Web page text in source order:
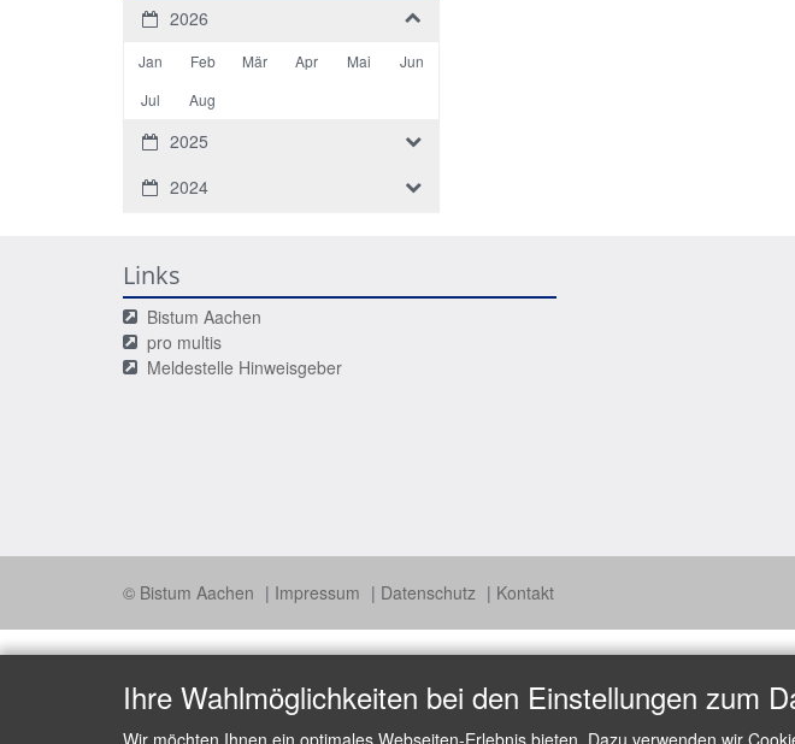
2026
Jan Feb Mär Apr Mai
Jun
Jul
Aug
2025
2024
Links
Bistum Aachen
pro multis
Meldestelle Hinweisgeber
© Bistum Aachen Impressum Datenschutz Kontakt
Ihre Wahlmöglichkeiten bei den Einstellungen zum
Wir möchten Ihnen ein optimales Webseiten-Erlebnis bieten. Dazu verwenden wir